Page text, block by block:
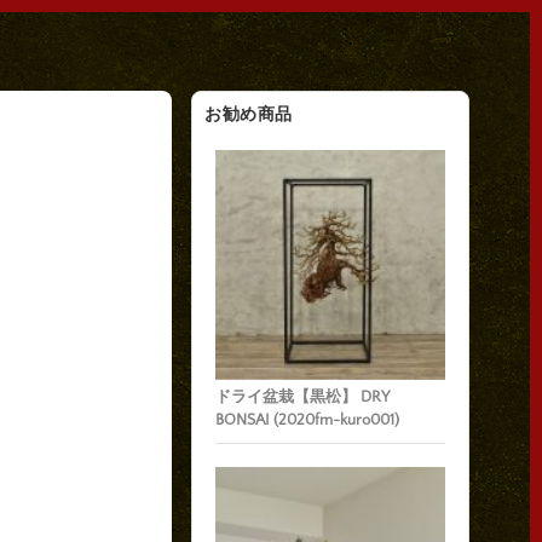
お勧め商品
ドライ盆栽【黒松】 DRY
BONSAI (2020fm-kuro001)